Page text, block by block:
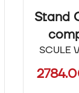
Stand Classic Venturi
SCULE